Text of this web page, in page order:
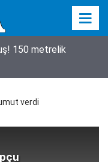
150 metrelik
verdi